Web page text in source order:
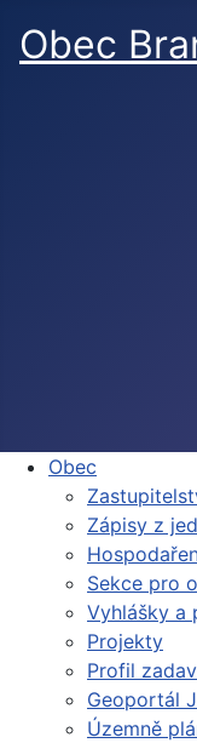
Obec
Obec
Zápisy z
Sekce pro
Vyhlášky a
Projekty
Profil
Geoportál
Územně